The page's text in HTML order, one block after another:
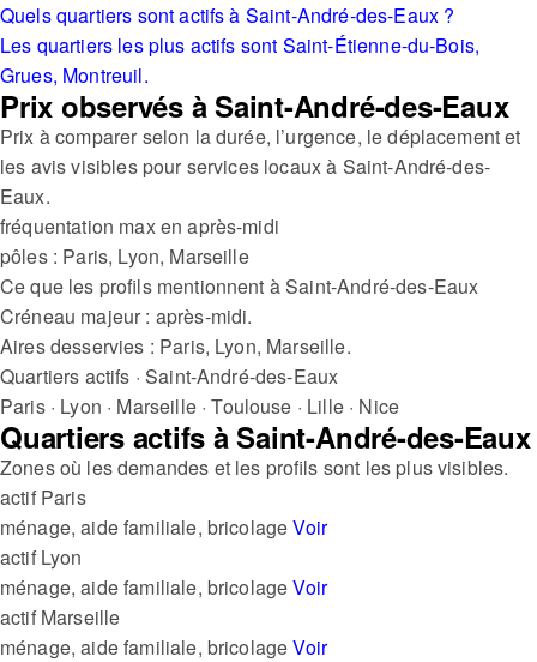
Quels quartiers sont actifs à Saint-André-des-Eaux ?
Les quartiers les plus actifs sont Saint-Étienne-du-Bois,
Grues, Montreuil.
Prix observés à Saint-André-des-Eaux
Prix à comparer selon la durée, l’urgence, le déplacement et
les avis visibles pour services locaux à Saint-André-des-
Eaux.
fréquentation max en après-midi
pôles : Paris, Lyon, Marseille
Ce que les profils mentionnent à Saint-André-des-Eaux
Créneau majeur : après-midi.
Aires desservies : Paris, Lyon, Marseille.
Quartiers actifs · Saint-André-des-Eaux
Paris· Lyon · Marseille·Toulouse · Lille· Nice
Quartiers actifs à Saint-André-des-Eaux
Zones où les demandes et les profils sont les plus visibles.
actifParis
ménage, aide familiale, bricolageVoir
actifLyon
ménage, aide familiale, bricolageVoir
actifMarseille
ménage, aide familiale, bricolageVoir